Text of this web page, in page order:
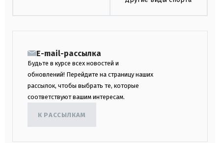
E-mail-рассылка
Будьте в курсе всех новостей и
обновлений! Перейдите на страницу наших
рассылок, чтобы выбрать те, которые
соответствуют вашим интересам.
К РАССЫЛКАМ